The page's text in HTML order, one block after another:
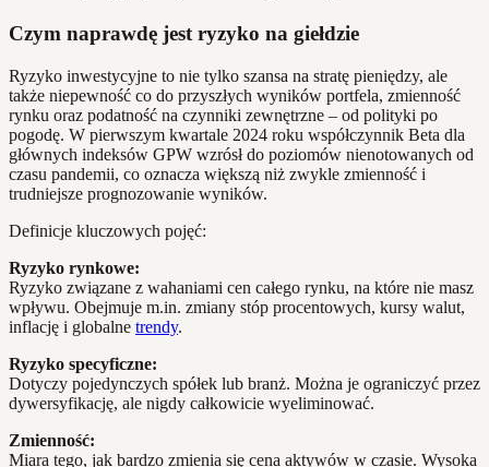
Czym naprawdę jest ryzyko na giełdzie
Ryzyko inwestycyjne to nie tylko szansa na stratę pieniędzy, ale
także niepewność co do przyszłych wyników portfela, zmienność
rynku oraz podatność na czynniki zewnętrzne – od polityki po
pogodę. W pierwszym kwartale 2024 roku współczynnik Beta dla
głównych indeksów GPW wzrósł do poziomów nienotowanych od
czasu pandemii, co oznacza większą niż zwykle zmienność i
trudniejsze prognozowanie wyników.
Definicje kluczowych pojęć:
Ryzyko rynkowe:
Ryzyko związane z wahaniami cen całego rynku, na które nie masz
wpływu. Obejmuje m.in. zmiany stóp procentowych, kursy walut,
inflację i globalne trendy.
Ryzyko specyficzne:
Dotyczy pojedynczych spółek lub branż. Można je ograniczyć przez
dywersyfikację, ale nigdy całkowicie wyeliminować.
Zmienność:
Miara tego, jak bardzo zmienia się cena aktywów w czasie. Wysoka